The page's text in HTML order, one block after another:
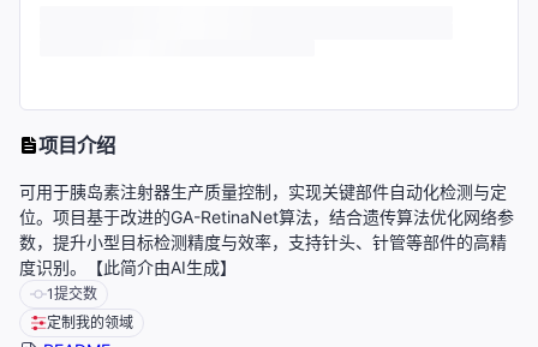
项目介绍
可用于胰岛素注射器生产质量控制，实现关键部件自动化检测与定
位。项目基于改进的GA-RetinaNet算法，结合遗传算法优化网络参
数，提升小型目标检测精度与效率，支持针头、针管等部件的高精
度识别。【此简介由AI生成】
1提交数
定制我的领域